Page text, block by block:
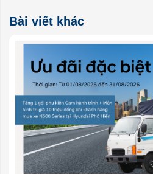
Bài viết khác